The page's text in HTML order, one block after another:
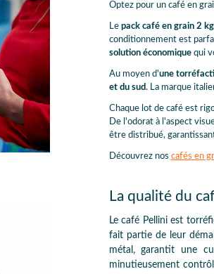
Optez pour un café en
Le pack café en grain 2 kg
conditionnement est
solution économique qui
Au moyen d'une
et du sud. La marque
Chaque lot de café est
De l'odorat à l'aspect
être distribué,
Découvrez nos cafés en
La qualité du
Le café Pellini est
fait partie de leur
métal, garantit une
minutieusement